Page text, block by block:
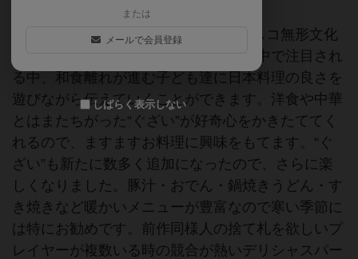
レシピの“和食限定”バージョン！ユネスコ無形文化
遺産にも登録された和食。和食が世界中で注目され
る中、和食離れが進む子ども達に日本料理の良さを
遊びながら伝えていくことができます。洋食や中華
とはまたちがった“ぐざい”が好奇心をかきたててく
れるので、ますますお料理に興味をもてます。“ぐ
ざい”も新たに数多く追加になったので、さらに楽
しくなりました。豚汁・おでん・鍋焼きうどん・す
き焼きなど暖かいメニューが豊富なので寒い季節に
は特にお勧めです。前作同様人の捨て札を欲しいプ
レイヤーが複数いる時の競合が熱いデリシャスパー
または
メールで会員登録
しばらく表示しない